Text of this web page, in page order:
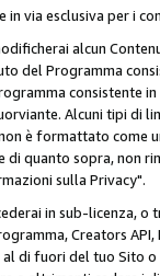
in via esclusiva per i
alcun
del Programma
consistente
Alcuni tipi di
è formattato
di quanto sopra, non
sulla Privacy".
in sub-licenza,
Creators
di fuori del tuo Sito